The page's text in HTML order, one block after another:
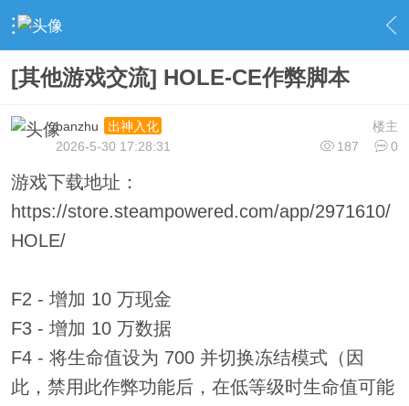
› 社区广场 › 端游交流 › 内容
[其他游戏交流] HOLE-CE作弊脚本
楼主
banzhu
出神入化
187
0
2026-5-30 17:28:31
游戏下载地址：
https://store.steampowered.com/app/2971610/
HOLE/
F2 - 增加 10 万现金
F3 - 增加 10 万数据
F4 - 将生命值设为 700 并切换冻结模式（因
此，禁用此作弊功能后，在低等级时生命值可能